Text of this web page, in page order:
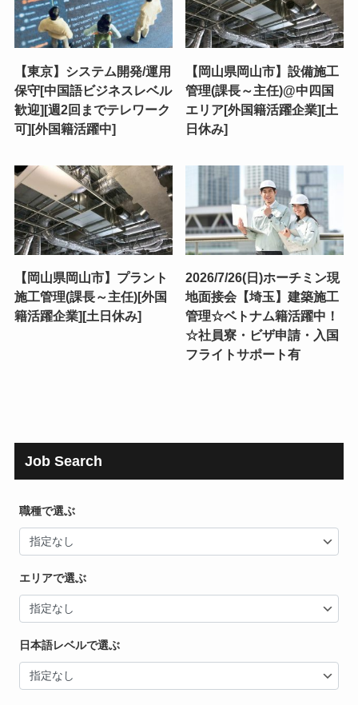
【東京】システム開発/運用
保守[中国語ビジネスレベル
歓迎][週2回までテレワーク
可][外国籍活躍中]
【岡山県岡山市】設備施工
管理(課長～主任)@中四国
エリア[外国籍活躍企業][土
日休み]
【岡山県岡山市】プラント
施工管理(課長～主任)[外国
籍活躍企業][土日休み]
2026/7/26(日)ホーチミン現
地面接会【埼玉】建築施工
管理☆ベトナム籍活躍中！
☆社員寮・ビザ申請・入国
フライトサポート有
Job Search
職種で選ぶ
エリアで選ぶ
日本語レベルで選ぶ